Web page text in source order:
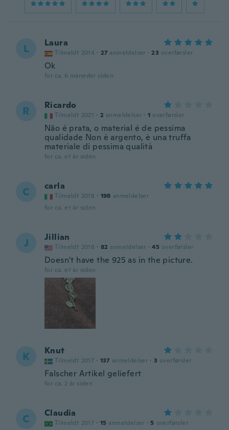
L Laura
Tilmeldt 2014 · 27 anmeldelser · 23 overførsler
Ok
for ca. 6 måneder siden
R Ricardo
Tilmeldt 2021 · 2 anmeldelser · 1 overførsler
Não é prata, o material é de pessima
qualidade Non è argento, è una truffa
materiale di pessima qualità
for ca. et år siden
C carla
Tilmeldt 2018 · 198 anmeldelser
for ca. et år siden
J Jillian
Tilmeldt 2018 · 82 anmeldelser · 45 overførsler
Doesn't have the 925 as in the picture.
for ca. et år siden
K Knut
Tilmeldt 2017 · 137 anmeldelser · 3 overførsler
Falscher Artikel geliefert
for ca. 2 år siden
C Claudia
Tilmeldt 2017 · 15 anmeldelser · 5 overførsler